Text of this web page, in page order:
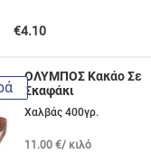
€4.10
ΟΛΥΜΠΟΣ Κακάο Σε
Σκαφάκι
Χαλβάς 400γρ.
11.00 €/ κιλό